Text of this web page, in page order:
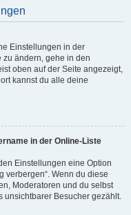
Einstellungen in der
zu ändern, gehe in den
oben auf der Seite angezeigt,
kannst du alle deine
in der Online-Liste
Einstellungen eine Option
verbergen“. Wenn du diese
Moderatoren und du selbst
Besucher gezählt.